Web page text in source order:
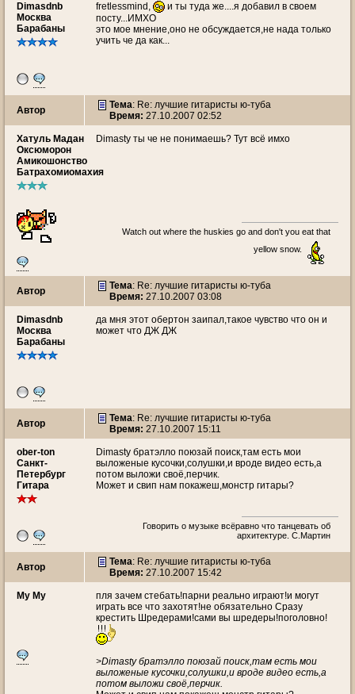
Dimasdnb
Москва
Барабаны
fretlessmind,
и ты туда же....я добавил в своем
посту...ИМХО
это мое мнение,оно не обсуждается,не нада только
учить че да как...
Автор Тема: Re: лучшие гитаристы ю-туба
Время: 27.10.2007 02:52
Хатуль Мадан
Оксюморон
Амикошонство
Батрахомиомахия
Dimasty ты че не понимаешь? Тут всё имхо
Watch out where the huskies go and don't you eat that
yellow snow.
Автор Тема: Re: лучшие гитаристы ю-туба
Время: 27.10.2007 03:08
Dimasdnb
Москва
Барабаны
да мня этот обертон заипал,такое чувство что он и
может что ДЖ ДЖ
Автор Тема: Re: лучшие гитаристы ю-туба
Время: 27.10.2007 15:11
ober-ton
Санкт-
Петербург
Гитара
Dimasty братэлло поюзай поиск,там есть мои
выложеные кусочки,солушки,и вроде видео есть,а
потом выложи своё,перчик.
Может и свип нам покажеш,монстр гитары?
Говорить о музыке всёравно что танцевать об
архитектуре. С.Мартин
Автор Тема: Re: лучшие гитаристы ю-туба
Время: 27.10.2007 15:42
My My
пля зачем стебать!парни реально играют!и могут
играть все что захотят!не обязательно Сразу
крестить Шредерами!сами вы шредеры!поголовно!
>Dimasty братэлло поюзай поиск,там есть мои
выложеные кусочки,солушки,и вроде видео есть,а
потом выложи своё,перчик.